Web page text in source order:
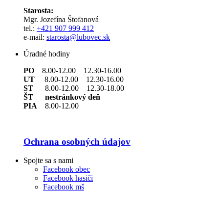
Starosta:
Mgr. Jozefína Štofanová
tel.: +421 907 999 412
e-mail: starosta@lubovec.sk
Úradné hodiny
PO 8.00-12.00 12.30-16.00
UT 8.00-12.00 12.30-16.00
ST 8.00-12.00 12.30-18.00
ŠT nestránkový deň
PIA 8.00-12.00
Ochrana osobných údajov
Spojte sa s nami
Facebook obec
Facebook hasiči
Facebook mš